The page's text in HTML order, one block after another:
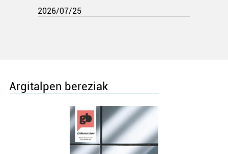
2026/07/25
Argitalpen bereziak